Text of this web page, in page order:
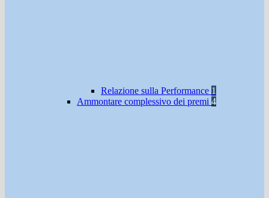
Relazione sulla Performance 1
Ammontare complessivo dei premi 4